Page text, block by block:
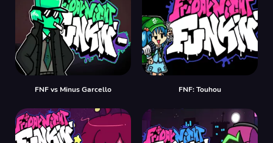
FNF vs Minus Garcello FNF: Touhou